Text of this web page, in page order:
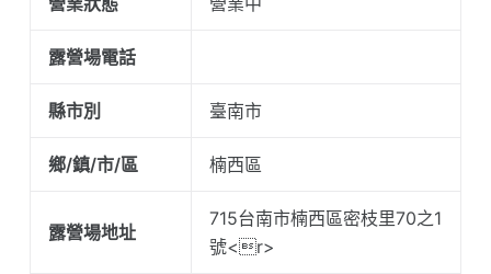
露營場電話
縣市別 臺南市
鄉/鎮/市/區 楠西區
露營場地址
715台南市楠西區密枝里70之1
號<r>